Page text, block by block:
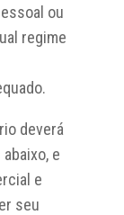
ou
regime
deverá
e
e
seu